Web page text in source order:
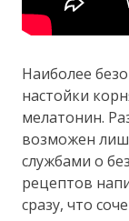
Наиболее
настойки
мелатонин.
возможен
службами о
рецептов
сразу, что